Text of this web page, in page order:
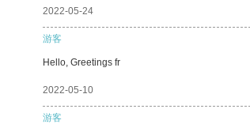
2022-05-24
游客
Hello, Greetings fr
2022-05-10
游客